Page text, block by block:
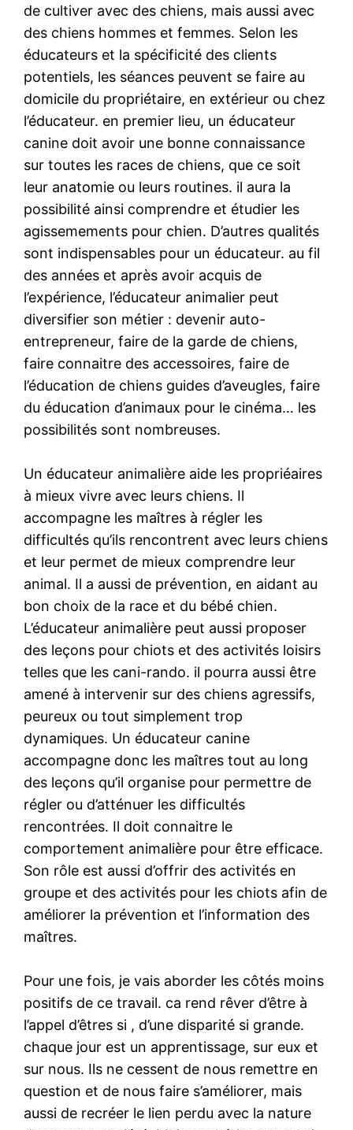
de cultiver avec des chiens, mais aussi avec
des chiens hommes et femmes. Selon les
éducateurs et la spécificité des clients
potentiels, les séances peuvent se faire au
domicile du propriétaire, en extérieur ou chez
l’éducateur. en premier lieu, un éducateur
canine doit avoir une bonne connaissance
sur toutes les races de chiens, que ce soit
leur anatomie ou leurs routines. il aura la
possibilité ainsi comprendre et étudier les
agissemements pour chien. D’autres qualités
sont indispensables pour un éducateur. au fil
des années et après avoir acquis de
l’expérience, l’éducateur animalier peut
diversifier son métier : devenir auto-
entrepreneur, faire de la garde de chiens,
faire connaitre des accessoires, faire de
l’éducation de chiens guides d’aveugles, faire
du éducation d’animaux pour le cinéma… les
possibilités sont nombreuses.
Un éducateur animalière aide les propriéaires
à mieux vivre avec leurs chiens. Il
accompagne les maîtres à régler les
difficultés qu’ils rencontrent avec leurs chiens
et leur permet de mieux comprendre leur
animal. Il a aussi de prévention, en aidant au
bon choix de la race et du bébé chien.
L’éducateur animalière peut aussi proposer
des leçons pour chiots et des activités loisirs
telles que les cani-rando. il pourra aussi être
amené à intervenir sur des chiens agressifs,
peureux ou tout simplement trop
dynamiques. Un éducateur canine
accompagne donc les maîtres tout au long
des leçons qu’il organise pour permettre de
régler ou d’atténuer les difficultés
rencontrées. Il doit connaitre le
comportement animalière pour être efficace.
Son rôle est aussi d’offrir des activités en
groupe et des activités pour les chiots afin de
améliorer la prévention et l’information des
maîtres.
Pour une fois, je vais aborder les côtés moins
positifs de ce travail. ca rend rêver d’être à
l’appel d’êtres si , d’une disparité si grande.
chaque jour est un apprentissage, sur eux et
sur nous. Ils ne cessent de nous remettre en
question et de nous faire s’améliorer, mais
aussi de recréer le lien perdu avec la nature